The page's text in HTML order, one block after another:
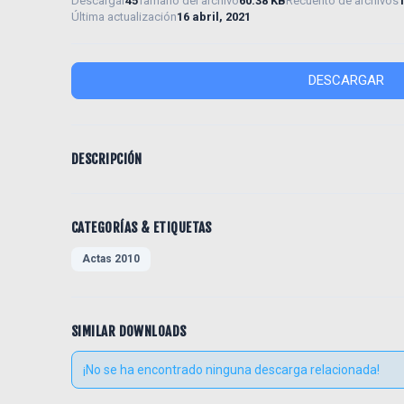
Última actualización16 abril, 2021
DESCARGAR
DESCRIPCIÓN
CATEGORÍAS & ETIQUETAS
Actas 2010
SIMILAR DOWNLOADS
¡No se ha encontrado ninguna descarga relacionada!